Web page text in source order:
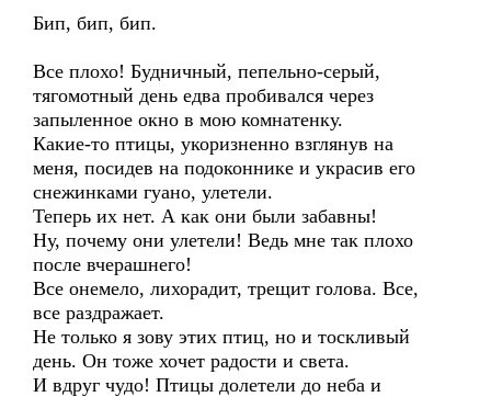
Бип, бип, бип.
Все плохо! Будничный, пепельно-серый,
тягомотный день едва пробивался через
запыленное окно в мою комнатенку.
Какие-то птицы, укоризненно взглянув на
меня, посидев на подоконнике и украсив его
снежинками гуано, улетели.
Теперь их нет. А как они были забавны!
Ну, почему они улетели! Ведь мне так плохо
после вчерашнего!
Все онемело, лихорадит, трещит голова. Все,
все раздражает.
Не только я зову этих птиц, но и тоскливый
день. Он тоже хочет радости и света.
И вдруг чудо! Птицы долетели до неба и